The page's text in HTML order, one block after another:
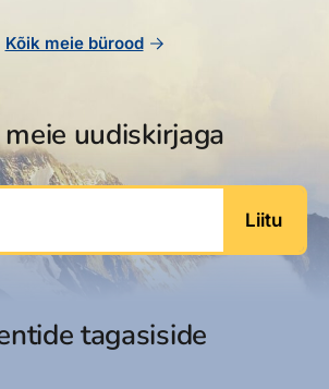
Kõik meie bürood
uudiskirjaga
Liitu
tagasiside